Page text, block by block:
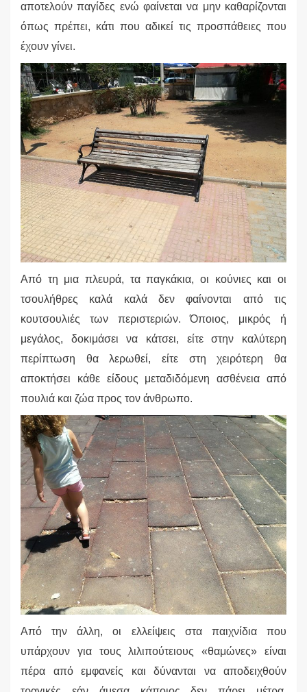
αποτελούν παγίδες ενώ φαίνεταινα μην καθαρίζονται
όπως πρέπει, κάτι που αδικεί τις προσπάθειες που
έχουν γίνει.
Από τη μια πλευρά, τα παγκάκια, οι κούνιες και οι
τσουλήθρες καλά καλά δεν φαίνονται από τις
κουτσουλιές των περιστεριών. Όποιος, μικρός ή
μεγάλος, δοκιμάσει να κάτσει, είτε στην καλύτερη
περίπτωση θα λερωθεί, είτε στη χειρότερη θα
αποκτήσει κάθε είδους μεταδιδόμενη ασθένεια από
πουλιά και ζώα προς τον άνθρωπο.
Από την άλλη, οι ελλείψεις στα παιχνίδια που
υπάρχουν για τους λιλιπούτειους «θαμώνες» είναι
πέρα από εμφανείς και δύνανται να αποδειχθούν